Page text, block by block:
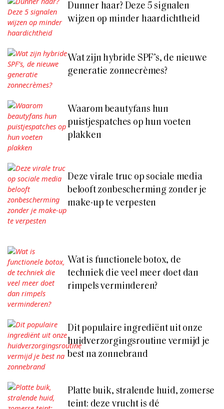
Dunner haar? Deze 5 signalen
wijzen op minder haardichtheid
Wat zijn hybride SPF’s, de nieuwe
generatie zonnecrèmes?
Waarom beautyfans hun
puistjespatches op hun voeten
plakken
Deze virale truc op sociale media
belooft zonbescherming zonder je
make-up te verpesten
Wat is functionele botox, de
techniek die veel meer doet dan
rimpels verminderen?
Dit populaire ingrediënt uit onze
huidverzorgingsroutine vermijd je
best na zonnebrand
Platte buik, stralende huid, zomerse
teint: deze vrucht is dé